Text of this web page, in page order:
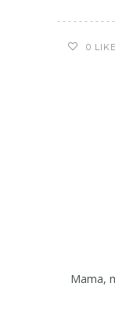
0 LIKE
Mama,